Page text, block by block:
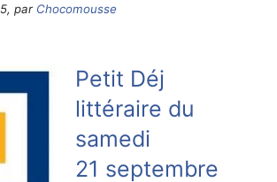
par Chocomousse
Petit Déj
littéraire du
samedi
21 septembre